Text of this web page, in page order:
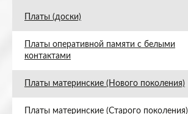
Платы (доски)
Платы оперативной памяти с белыми
контактами
Платы материнские (Нового поколения)
Платы материнские (Старого поколения)